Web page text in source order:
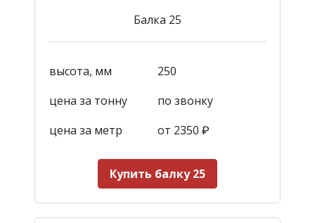
Балка 25
высота, мм
250
цена за тонну
по звонку
цена за метр
от 2350 ₽
Купить балку 25